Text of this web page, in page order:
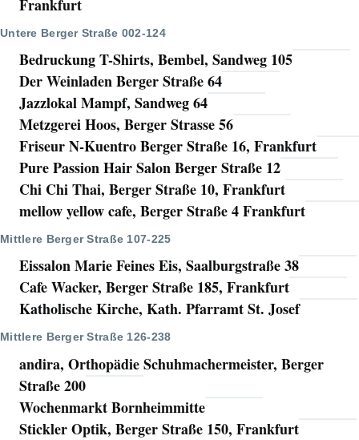
Frankfurt
Untere Berger Straße 002-124
Bedruckung T-Shirts, Bembel, Sandweg 105
Der Weinladen Berger Straße 64
Jazzlokal Mampf, Sandweg 64
Metzgerei Hoos, Berger Strasse 56
Friseur N-Kuentro Berger Straße 16, Frankfurt
Pure Passion Hair Salon Berger Straße 12
Chi Chi Thai, Berger Straße 10, Frankfurt
mellow yellow cafe, Berger Straße 4 Frankfurt
Mittlere Berger Straße 107-225
Eissalon Marie Feines Eis, Saalburgstraße 38
Cafe Wacker, Berger Straße 185, Frankfurt
Katholische Kirche, Kath. Pfarramt St. Josef
Mittlere Berger Straße 126-238
andira, Orthopädie Schuhmachermeister, Berger
Straße 200
Wochenmarkt Bornheimmitte
Stickler Optik, Berger Straße 150, Frankfurt